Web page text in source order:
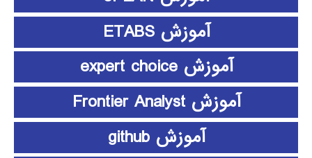
آموزش ETABS
آموزش expert choice
آموزش Frontier Analyst
آموزش github